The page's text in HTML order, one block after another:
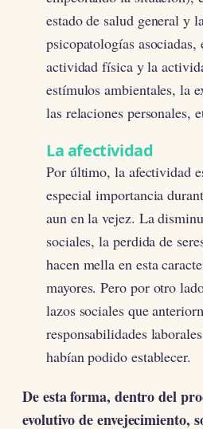
estado de salud general y
psicopatologías
actividad física y la
estímulos ambientales, la
las relaciones personales,
La afectividad
Por último, la afectividad
especial importancia
aun en la vejez. La
sociales, la perdida de
hacen mella en esta
mayores. Pero por otro
lazos sociales que
responsabilidades
habían podido establecer.
De esta forma, dentro del
evolutivo de envejecimiento,